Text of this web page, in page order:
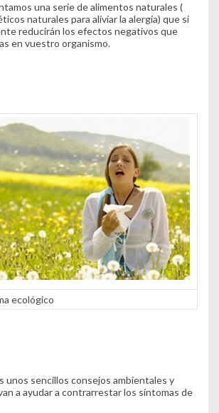
una serie de alimentos naturales (
naturales para aliviar la alergia) que si
reducirán los efectos negativos que
en vuestro organismo.
ecológico
unos sencillos consejos ambientales y
a ayudar a contrarrestar los síntomas de